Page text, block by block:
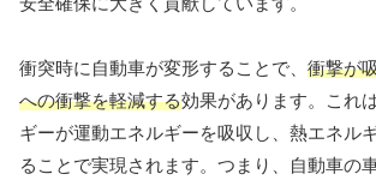
衝突時に自動車が変形することで、 衝撃が
への衝撃を軽減する効果があります。これ
ギーが運動エネルギーを吸収し、熱エネル
ることで実現されます。つまり、自動車の